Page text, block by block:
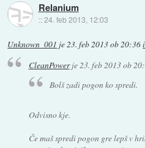
Relanium
::24. feb 2013, 12:03
Unknown_001 je23. feb 2013 ob 20:36
CleanPowerje 23. feb 2013 ob
Bolš zadi pogon ko spredi.
Odvisno kje.
Če maš spredi pogon gre lepš v